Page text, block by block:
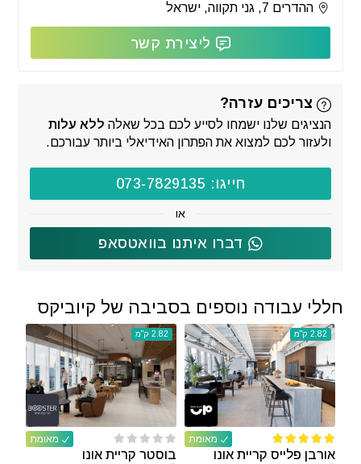
ההדרים 7, גני תקווה, ישראל
ליצירת קשר
צריכים עזרה?
הנציגים שלנו ישמחו לסייע לכם בכל שאלה ללא עלות
ולעזור לכם למצוא את הפתרון האידיאלי ביותר עבורכם.
חייגו: 073-7829135
או
דברו איתנו בוואטסאפ
חללי עבודה נוספים בסביבה של קיוביקס
מאומת
2.82 ק"מ
אורבן פלייס קריית אונו
מאומת
2.82 ק"מ
בוסטר קריית אונו